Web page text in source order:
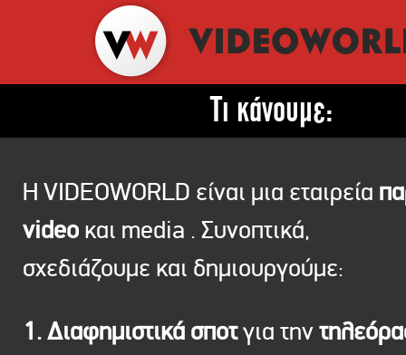
Τι κάνουμε:
Η VIDEOWORLD είναι μια εταιρεία
video και media . Συνοπτικά,
σχεδιάζουμε και δημιουργούμε:
1. Διαφημιστικά σποτγια την